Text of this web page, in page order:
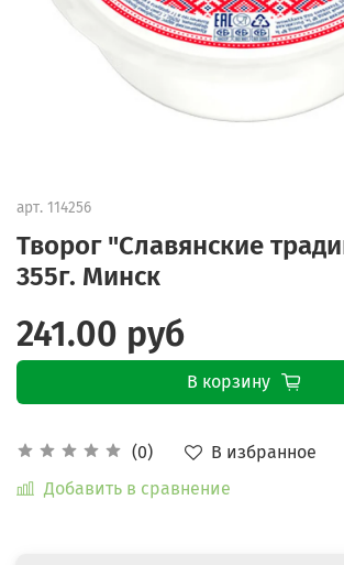
арт. 114256
Творог "Славянские
355г. Минск
(0)
В избранное
Добавить в сравнение
241.00 руб
В корзину